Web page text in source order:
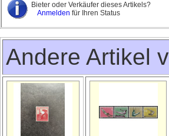
Bieter oder Verkäufer dieses Artikels?
Anmelden für Ihren Status
Andere Artikel